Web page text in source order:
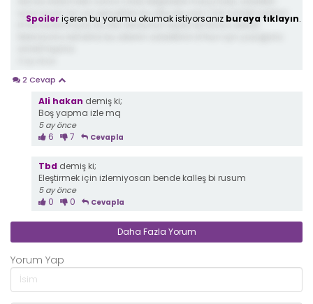
içine sıçan lar var gerçekten bu ülke de, yani Türk Adalet sistemi
b*ka bulanmış tır, bu dizi de bunun ispatı dır.bravo devlet
Spoiler içeren bu yorumu okumak istiyorsanız buraya tıklayın.
2 Cevap
Ali hakan demiş ki;
Boş yapma izle mq
5 ay önce
6 7 Cevapla
Tbd demiş ki;
Eleştirmek için izlemiyosan bende kalleş bi rusum
5 ay önce
0 0 Cevapla
Daha Fazla Yorum
Yorum Yap